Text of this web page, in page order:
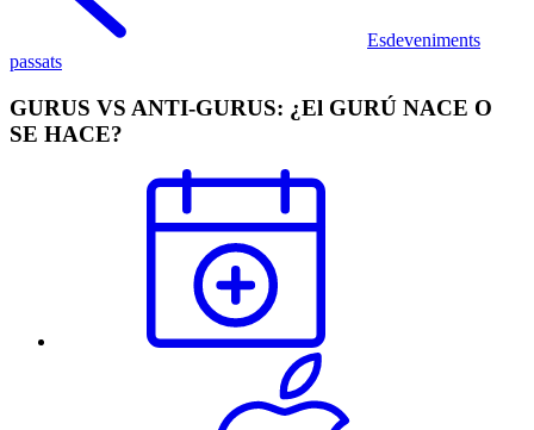
Esdeveniments
passats
GURUS VS ANTI-GURUS: ¿El GURÚ NACE O
SE HACE?